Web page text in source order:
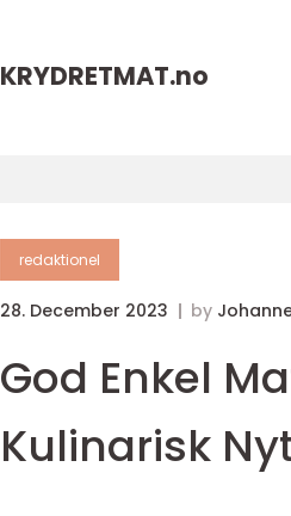
KRYDRETMAT.no
redaktionel
28. December 2023 by
God Enkel
Kulinarisk